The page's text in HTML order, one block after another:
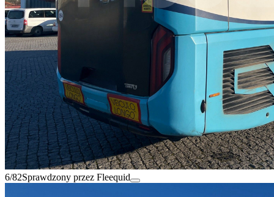
6/82Sprawdzony przez Fleequid